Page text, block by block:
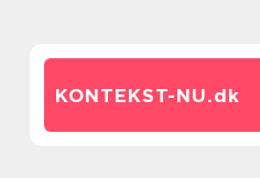
KONTEKST-NU.dk